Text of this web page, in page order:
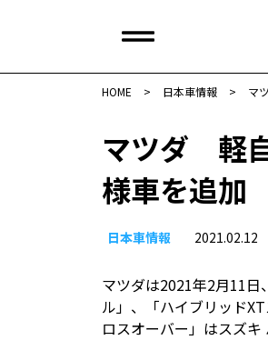
HOME > 日本車情報​ > マ
マツダ 軽
様車を追加
日本車情報​ 2021.02.12
マツダは2021年2月11日
ル」、「ハイブリッド
ロスオーバー」はスズキ